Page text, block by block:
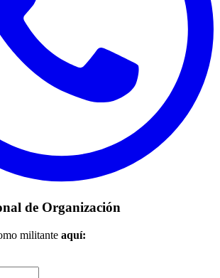
de Organización
militante aquí: